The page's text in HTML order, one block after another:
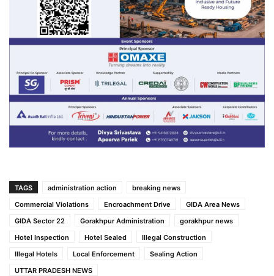
TAGS administration action
breaking news
Commercial Violations
Encroachment Drive
GIDA Area News
GIDA Sector 22
Gorakhpur Administration
gorakhpur news
Hotel Inspection
Hotel Sealed
Illegal Construction
Illegal Hotels
Local Enforcement
Sealing Action
UTTAR PRADESH NEWS